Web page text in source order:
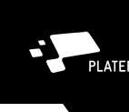
contenu